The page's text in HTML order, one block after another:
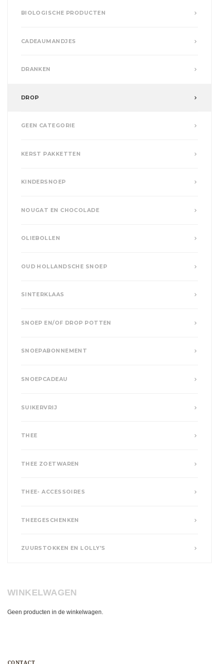
BIOLOGISCHE PRODUCTEN
CADEAUMANDJES
DRANKEN
DROP
GEEN CATEGORIE
KERST PAKKETTEN
KINDERSNOEP
NOUGAT EN CHOCOLADE
OLIEBOLLEN
OUD HOLLANDSCHE SNOEP
SINTERKLAAS
SNOEP EN/OF DROP POTTEN
SNOEPABONNEMENT
SNOEPCADEAU
SUIKERVRIJ
THEE
THEE ZOETWAREN
THEE- ACCESSOIRES
THEEGESCHENKEN
ZUURSTOKKEN EN LOLLY'S
WINKELWAGEN
Geen producten in de winkelwagen.